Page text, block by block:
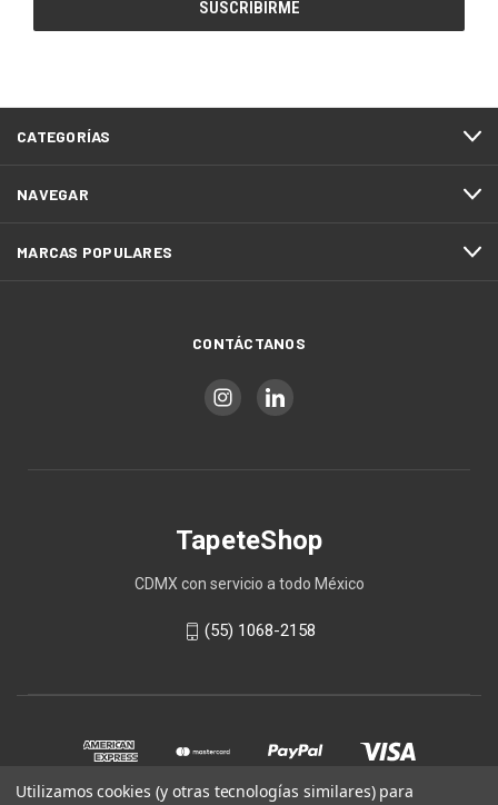
CATEGORÍAS
NAVEGAR
MARCAS POPULARES
CONTÁCTANOS
TapeteShop
CDMX con servicio a todo México
(55) 1068-2158
Utilizamos cookies (y otras tecnologías similares) para